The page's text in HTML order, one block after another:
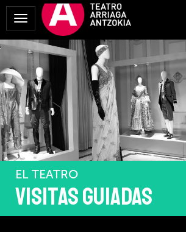
Mostrar
Menú
EL TEATRO
Visitas guiadas